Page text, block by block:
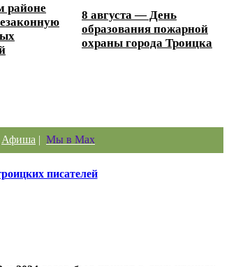
районе
8 августа — День
образования пожарной
охраны города Троицка
Афиша | Мы в Max
писателей